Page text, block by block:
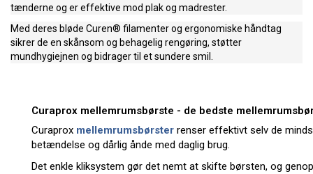
tænderne og er effektive mod plak og madrester.
Med deres bløde Curen® filamenter og ergonomiske håndtag
sikrer de en skånsom og behagelig rengøring, støtter
mundhygiejnen og bidrager til et sundere smil.
Curaprox mellemrumsbørste - de bedste
Curaprox mellemrumsbørster renser effektivt selv de
betændelse og dårlig ånde med daglig brug.
Det enkle kliksystem gør det nemt at skifte børsten, og